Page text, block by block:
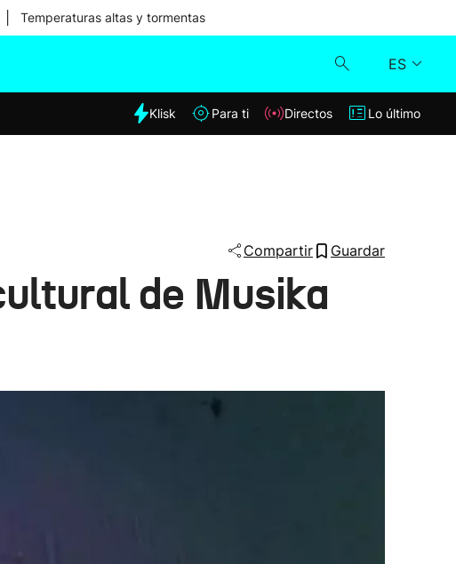
Temperaturas altas y tormentas
ES
Klisk
Klisk Para ti Directos Lo último
Compartir Guardar
de Musika